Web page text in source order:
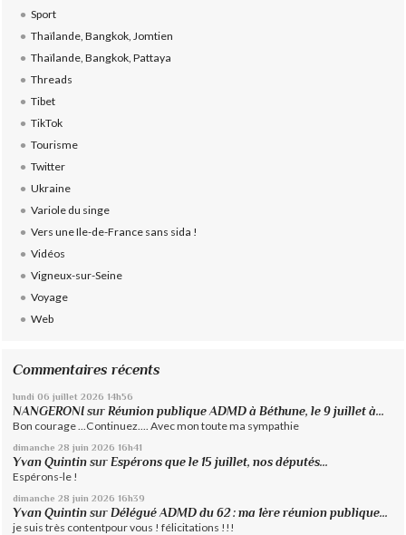
Sport
Thaïlande, Bangkok, Jomtien
Thaïlande, Bangkok, Pattaya
Threads
Tibet
TikTok
Tourisme
Twitter
Ukraine
Variole du singe
Vers une Ile-de-France sans sida !
Vidéos
Vigneux-sur-Seine
Voyage
Web
Commentaires récents
lundi 06 juillet 2026 14h56
NANGERONI surRéunion publique ADMD à Béthune, le 9 juillet à...
Bon courage ...Continuez.... Avec mon toute ma sympathie
dimanche 28 juin 2026 16h41
Yvan Quintin surEspérons que le 15 juillet, nos députés...
Espérons-le !
dimanche 28 juin 2026 16h39
Yvan Quintin surDélégué ADMD du 62 : ma 1ère réunion publique...
je suis très contentpour vous ! félicitations !!!